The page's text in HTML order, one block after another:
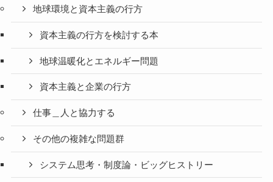
地球環境と資本主義の行方
資本主義の行方を検討する本
地球温暖化とエネルギー問題
資本主義と企業の行方
仕事＿人と協力する
その他の複雑な問題群
システム思考・制度論・ビッグヒストリー